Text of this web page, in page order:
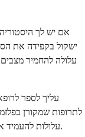
אם יש לך
ישקול בקפידה את
עלולה להחמיר
עליך לספר
לתרופות שמקורן
עלולות להעמיד אותך בסיכון גבוה יותר לתגובות חמורות עם תרופה זו.